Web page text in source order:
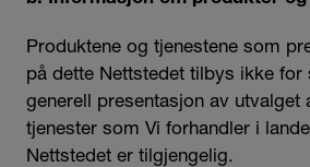
Produktene og tjenestene som
på dette Nettstedet tilbys ikke for
generell presentasjon av utvalget
tjenester som Vi forhandler i
Nettstedet er tilgjengelig.